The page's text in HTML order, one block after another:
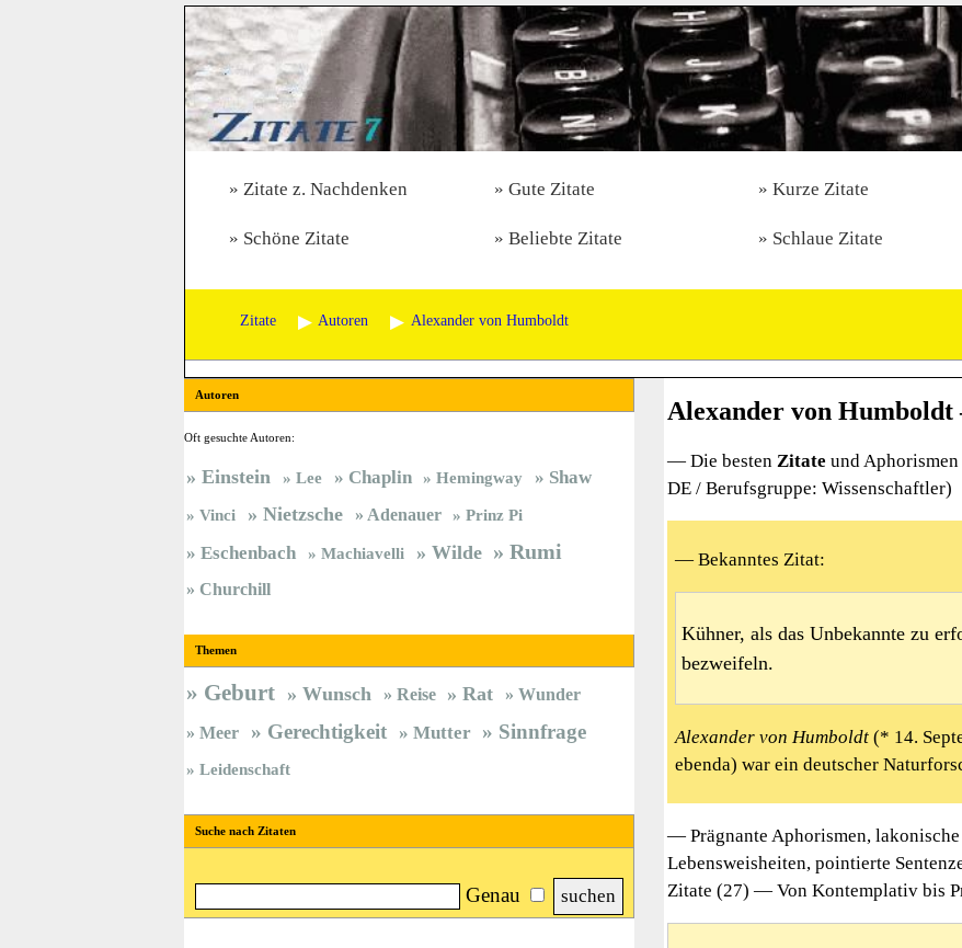
Zitate z. Nachdenken Gute Zitate Kurze Zitate
Schöne Zitate Beliebte Zitate Schlaue Zitate
Zitate Autoren Alexander von Humboldt
Alexander von
— Die bestenZitate und
DE / Berufsgruppe: Wissenschaftler)
— Bekanntes Zitat:
Kühner, als das Unbekannte zu
bezweifeln.
Alexander von Humboldt (* 14.
ebenda) war ein deutscher
— Prägnante Aphorismen,
Lebensweisheiten, pointierte
Zitate (27) — Von Kontemplativ bis
Autoren
Oft gesuchte Autoren:
Einstein Lee Chaplin Hemingway Shaw
Vinci Nietzsche Adenauer Prinz Pi
Eschenbach Machiavelli Wilde Rumi
Churchill
Themen
Geburt Wunsch Reise Rat
Wunder
Meer
Gerechtigkeit Mutter Sinnfrage
Leidenschaft
Suche nach Zitaten
Genau